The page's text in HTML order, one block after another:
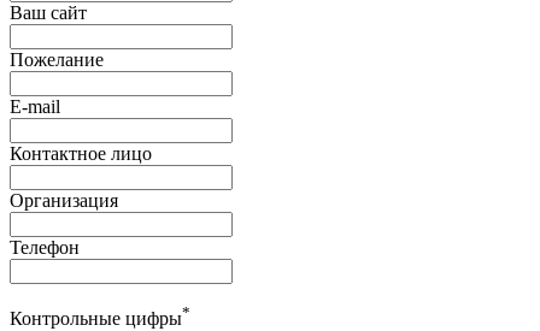
Ваш сайт
Пожелание
E-mail
Контактное лицо
Организация
Телефон
Контрольные цифры*